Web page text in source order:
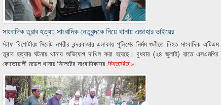
সাংবাদিক তুরাব হত্যা; সাংবাদিক নেতৃবৃন্দকে নিয়ে থানায় এজাহার ভাইয়ের
স্টাফ রিপোর্টারঃ সিলেট নগরীর বন্দরবাজার এলাকায় পুলিশের নির্মম গুলীতে নিহত সাংবাদিক এটিএম
তুরাব হত্যার ঘটনায় থানায় অভিযোগ দাখিল করা হয়েছে। বুধবার (২৪ জুলাই) রাতে এসএমপির
কোতোয়ালী মডেল থানায় সিলেটের সাংবাদিকদের বিস্তারিত »